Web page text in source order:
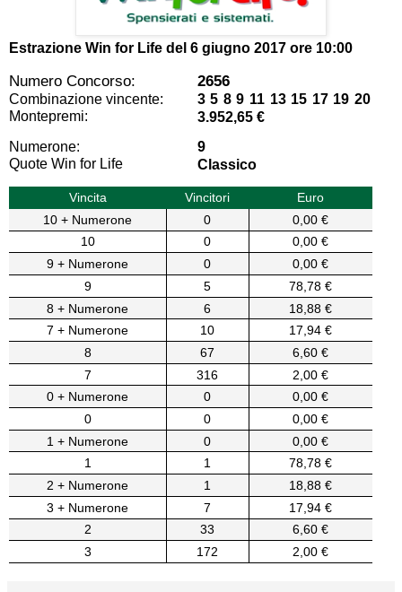
Estrazione Win for Life del 6 giugno 2017 ore 10:00
Numero Concorso: 2656
Combinazione vincente:
3 5 8 9 11 13 15 17 19 20
Montepremi:
3.952,65 €
Numerone:
9
Quote Win for Life
Classico
Vincita Vincitori
Euro
10 + Numerone
0
0,00 €
10
0
0,00 €
9 + Numerone
0
0,00 €
9
5
78,78 €
8 + Numerone
6
18,88 €
7 + Numerone
10
17,94 €
8
67
6,60 €
7
316
2,00 €
0 + Numerone
0
0,00 €
0
0
0,00 €
1 + Numerone
0
0,00 €
1
1
78,78 €
2 + Numerone
1
18,88 €
3 + Numerone
7
17,94 €
2
33
6,60 €
3
172 2,00 €